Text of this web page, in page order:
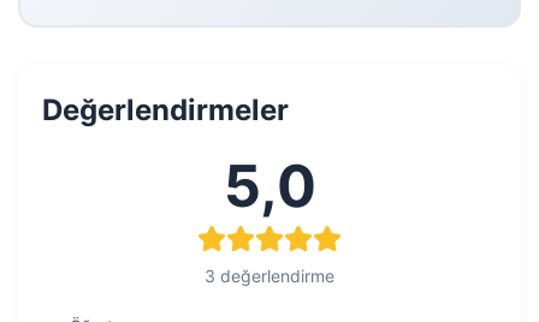
Değerlendirmeler
5,0
3 değerlendirme